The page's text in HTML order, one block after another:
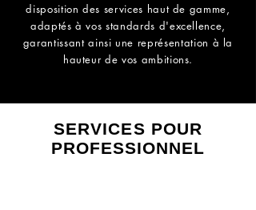
disposition des services haut de gamme,
adaptés à vos standards d'excellence,
garantissant ainsi une représentation à la
hauteur de vos ambitions.
SERVICES POUR
PROFESSIONNEL